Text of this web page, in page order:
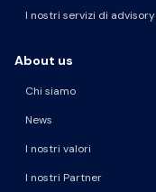
I nostri servizi di advisory
About us
Chi siamo
News
I nostri valori
I nostri Partner